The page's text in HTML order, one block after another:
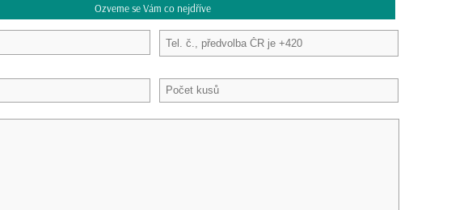
Ozveme se Vám co nejdříve